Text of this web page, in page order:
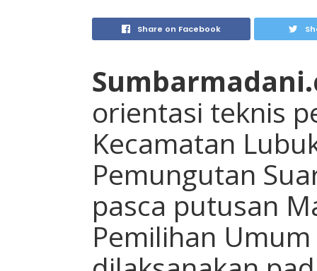
Share on Facebook
orientasi teknis
Kecamatan
Pemungutan
pasca putusan
Pemilihan